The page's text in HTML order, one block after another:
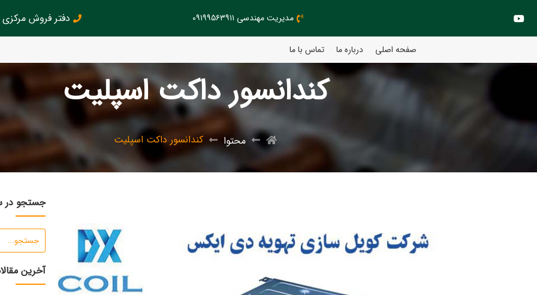
مدیریت مهندسی ۰۹۱۹۹۵۶۳۹۱۱ دفتر فروش مرکزی :
صفحه اصلی درباره ما تماس با ما
کندانسور داکت اسپلیت
محتوا کندانسور داکت اسپلیت
جستجو در
آخرین